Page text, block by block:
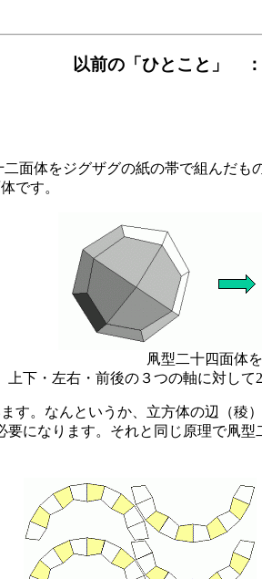
以前の「ひとこと」
二面体をジグザグの紙の帯で組んだ
です。
凧型二十四面体を
上下・左右・前後の３つの軸に対して
。なんというか、立方体の辺（稜
になります。それと同じ原理で凧